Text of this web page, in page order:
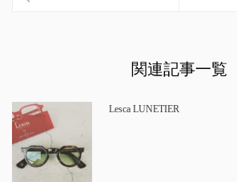
関連記事一覧
Lesca LUNETIER